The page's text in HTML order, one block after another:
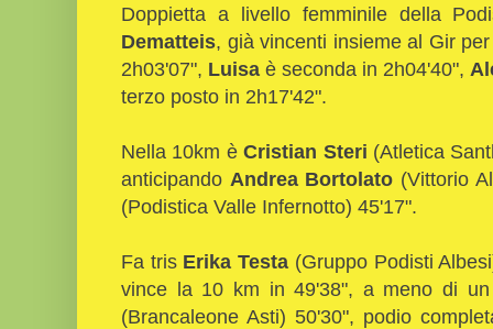
Doppietta a livello femminile della
Dematteis, già vincenti insieme al Gir
2h03'07", Luisa è seconda in 2h04'40",
terzo posto in 2h17'42".
Nella 10km èCristian Steri (Atletica
anticipando Andrea Bortolato (Vittorio
(Podistica Valle Infernotto) 45'17".
Fa tris Erika Testa (Gruppo Podisti
vince la 10 km in 49'38", a meno di
(Brancaleone Asti) 50'30", podio